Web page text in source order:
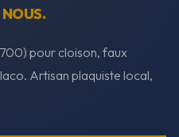
NOUS.
pour cloison, faux
Artisan plaquiste local,